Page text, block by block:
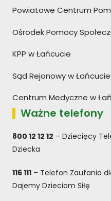
Powiatowe Centrum
Ośrodek Pomocy
KPP w Łańcucie
Sąd Rejonowy w Łańcucie
Centrum Medyczne w
Ważne telefony
800 12 12 12 – Dziecięcy
Dziecka
116 111 – Telefon Zaufania
Dajemy Dzieciom Siłę